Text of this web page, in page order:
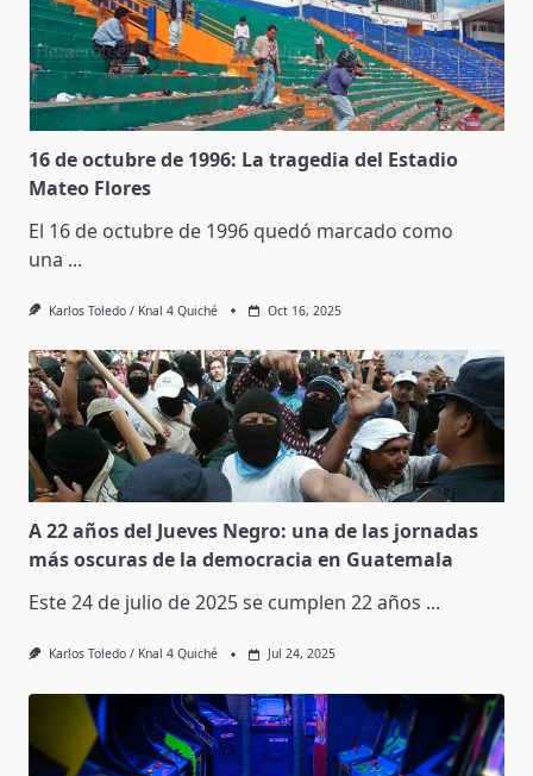
16 de octubre de 1996: La tragedia del Estadio
Mateo Flores
El 16 de octubre de 1996 quedó marcado como
una ...
Karlos Toledo / Knal 4 Quiché Oct 16, 2025
A 22 años del Jueves Negro: una de las jornadas
más oscuras de la democracia en Guatemala
Este 24 de julio de 2025 se cumplen 22 años ...
Karlos Toledo / Knal 4 Quiché Jul 24, 2025